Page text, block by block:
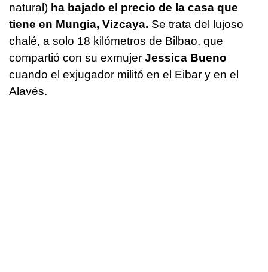
natural) ha bajado el precio de la casa que
tiene en Mungia, Vizcaya. Se trata del lujoso
chalé, a solo 18 kilómetros de Bilbao, que
compartió con su exmujer Jessica Bueno
cuando el exjugador militó en el Eibar y en el
Alavés.